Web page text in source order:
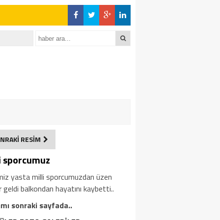
RESİM
yasta milli sporcumuzdan üzen
geldi balkondan hayatını kaybetti..
sonraki sayfada..